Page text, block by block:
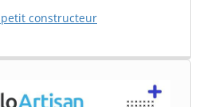
petit constructeur